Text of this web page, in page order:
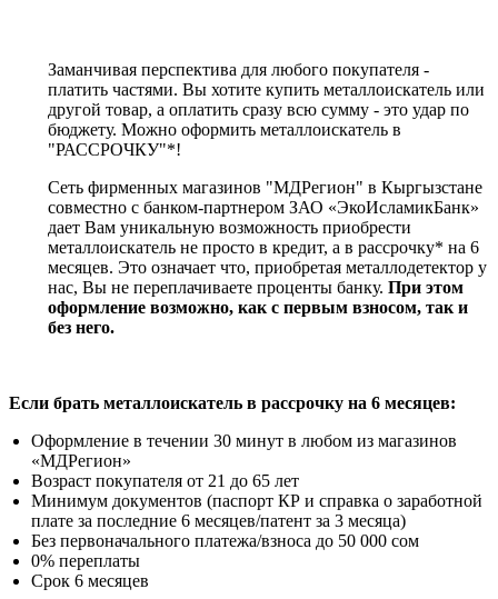
Заманчивая перспектива для любого покупателя -
платить частями. Вы хотите купить металлоискатель или
другой товар, а оплатить сразу всю сумму - это удар по
бюджету. Можно оформить металлоискатель в
"РАССРОЧКУ"*!
Сеть фирменных магазинов "МДРегион" в Кыргызстане
совместно с банком-партнером ЗАО «ЭкоИсламикБанк»
дает Вам уникальную возможность приобрести
металлоискатель не просто в кредит, а в рассрочку* на 6
месяцев. Это означает что, приобретая металлодетектор у
нас, Вы не переплачиваете проценты банку. При этом
оформление возможно, как с первым взносом, так и
без него.
Если брать металлоискатель в рассрочку на 6 месяцев:
Оформление в течении 30 минут в любом из магазинов
«МДРегион»
Возраст покупателя от 21 до 65 лет
Минимум документов (паспорт КР и справка о заработной
плате за последние 6 месяцев/патент за 3 месяца)
Без первоначального платежа/взноса до 50 000 сом
0% переплаты
Срок 6 месяцев